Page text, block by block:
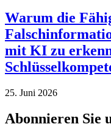
Warum die
mit KI zu
25. Juni 2026
Abonnieren Sie